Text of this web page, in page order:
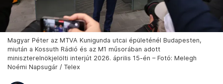
Magyar Péter az MTVA Kunigunda utcai épületénél Budapesten,
miután a Kossuth Rádió és az M1 műsorában adott
miniszterelnökjelölti interjút 2026. április 15-én – Fotó: Melegh
Noémi Napsugár / Telex